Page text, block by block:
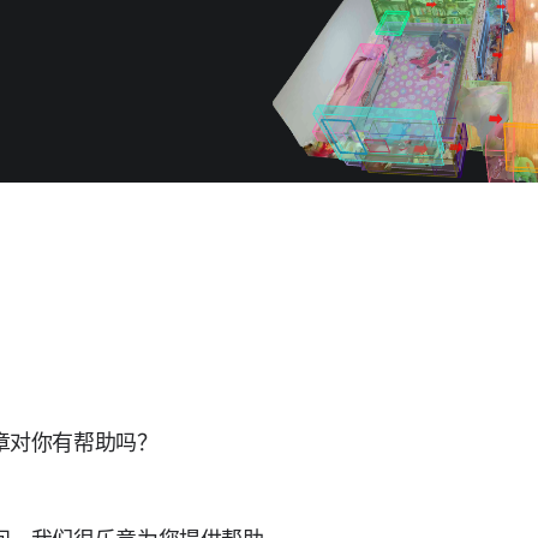
对你有帮助吗？